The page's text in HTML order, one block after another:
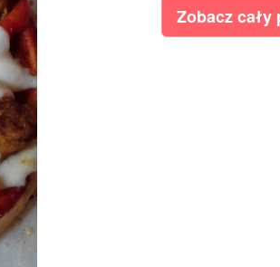
Zobacz cały